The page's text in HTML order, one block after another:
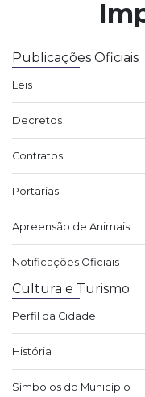
Publicações Oficiais
Leis
Decretos
Contratos
Portarias
Apreensão de Animais
Notificações Oficiais
Cultura e Turismo
Perfil da Cidade
História
Símbolos do Município